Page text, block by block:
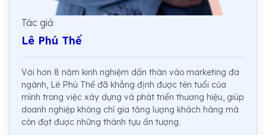
Tác giả
Lê Phú Thế
Với hơn 8 năm kinh nghiệm dấn thân vào marketing đa
ngành, Lê Phú Thế đã khẳng định được tên tuổi của
mình trong việc xây dựng và phát triển thương hiệu, giúp
doanh nghiệp không chỉ gia tăng lượng khách hàng mà
còn đạt được những thành tựu ấn tượng.